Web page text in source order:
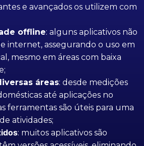
e avançados os utilizem com
offline: alguns aplicativos não
internet, assegurando o uso em
mesmo em áreas com baixa
áreas: desde medições
até aplicações no
ferramentas são úteis para uma
atividades;
: muitos aplicativos são